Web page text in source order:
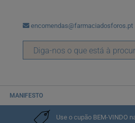
encomendas@farmaciadosforos.pt
MANIFESTO
Use o cupão BEM-VINDO